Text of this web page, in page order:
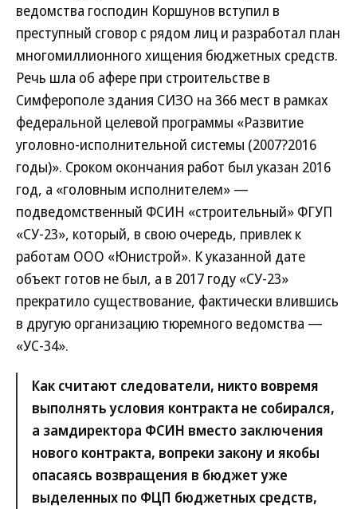
ведомства господин Коршунов вступил в
преступный сговор с рядом лиц и разработал план
многомиллионного хищения бюджетных средств.
Речь шла об афере при строительстве в
Симферополе здания СИЗО на 366 мест в рамках
федеральной целевой программы «Развитие
уголовно-исполнительной системы (2007?2016
годы)». Сроком окончания работ был указан 2016
год, а «головным исполнителем» —
подведомственный ФСИН «строительный» ФГУП
«СУ-23», который, в свою очередь, привлек к
работам ООО «Юнистрой». К указанной дате
объект готов не был, а в 2017 году «СУ-23»
прекратило существование, фактически влившись
в другую организацию тюремного ведомства —
«УС-34».
Как считают следователи, никто вовремя
выполнять условия контракта не собирался,
а замдиректора ФСИН вместо заключения
нового контракта, вопреки закону и якобы
опасаясь возвращения в бюджет уже
выделенных по ФЦП бюджетных средств,